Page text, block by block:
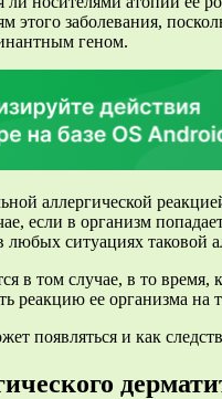
этого заболевания,
геном.
аллергической
если в организм
любых ситуациях таковой
в том случае, в то время,
реакцию ее организма
появляться и как